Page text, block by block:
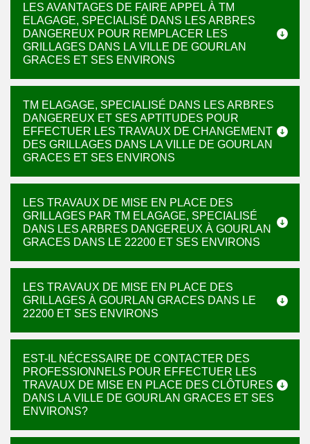
LES AVANTAGES DE FAIRE APPEL À TM
ELAGAGE, SPECIALISÉ DANS LES ARBRES
DANGEREUX POUR REMPLACER LES
GRILLAGES DANS LA VILLE DE GOURLAN
GRACES ET SES ENVIRONS
TM ELAGAGE, SPECIALISÉ DANS LES ARBRES
DANGEREUX ET SES APTITUDES POUR
EFFECTUER LES TRAVAUX DE CHANGEMENT
DES GRILLAGES DANS LA VILLE DE GOURLAN
GRACES ET SES ENVIRONS
LES TRAVAUX DE MISE EN PLACE DES
GRILLAGES PAR TM ELAGAGE, SPECIALISÉ
DANS LES ARBRES DANGEREUX À GOURLAN
GRACES DANS LE 22200 ET SES ENVIRONS
LES TRAVAUX DE MISE EN PLACE DES
GRILLAGES À GOURLAN GRACES DANS LE
22200 ET SES ENVIRONS
EST-IL NÉCESSAIRE DE CONTACTER DES
PROFESSIONNELS POUR EFFECTUER LES
TRAVAUX DE MISE EN PLACE DES CLÔTURES
DANS LA VILLE DE GOURLAN GRACES ET SES
ENVIRONS?